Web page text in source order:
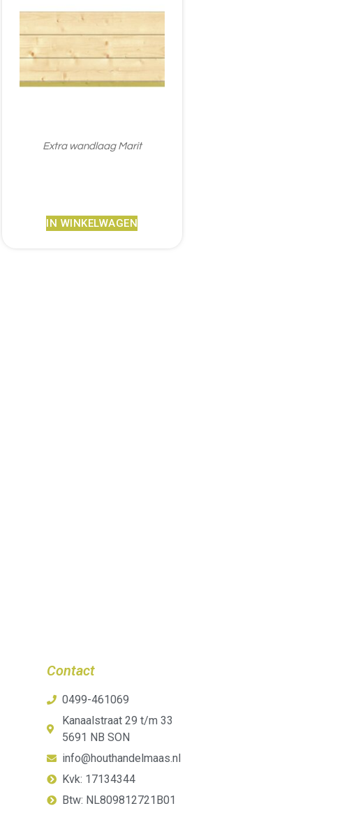
Extra wandlaag Marit
IN WINKELWAGEN
Contact
0499-461069
Kanaalstraat 29 t/m 33
5691 NB SON
info@houthandelmaas.nl
Kvk: 17134344
Btw: NL809812721B01